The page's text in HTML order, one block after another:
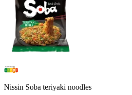
Nissin Soba teriyaki noodles